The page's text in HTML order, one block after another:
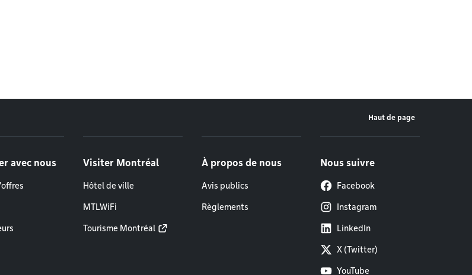
Haut de page
avec nous Visiter Montréal
Hôtel de ville
MTLWiFi
Tourisme Montréal
À propos de nous
Avis publics
Règlements
Nous suivre
Facebook
Instagram
LinkedIn
X (Twitter)
YouTube